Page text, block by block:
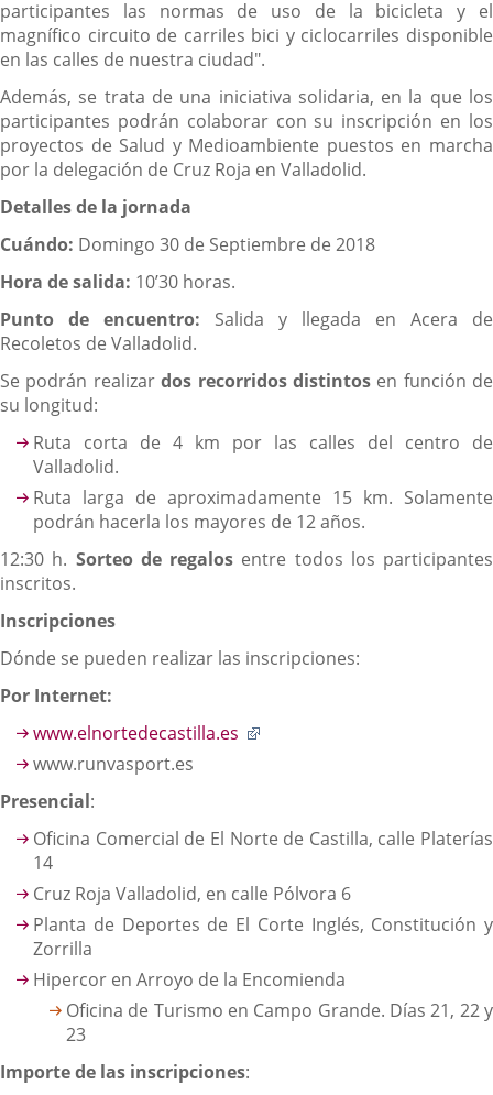
participantes las normas de uso de la bicicleta y el
magnífico circuito de carriles bici y ciclocarriles disponible
en las calles de nuestra ciudad".
Además, se trata de una iniciativa solidaria, en la que los
participantes podrán colaborar con su inscripción en los
proyectos de Salud y Medioambiente puestos en marcha
por la delegación de Cruz Roja en Valladolid.
Detalles de la jornada
Cuándo: Domingo 30 de Septiembre de 2018
Hora de salida: 10’30 horas.
Punto de encuentro: Salida y llegada en Acera de
Recoletos de Valladolid.
Se podrán realizardos recorridos distintos en función de
su longitud:
Ruta corta de 4 km por las calles del centro de
Valladolid.
Ruta larga de aproximadamente 15 km. Solamente
podrán hacerla los mayores de 12 años.
12:30 h. Sorteo de regalos entre todos los participantes
inscritos.
Inscripciones
Dónde se pueden realizar las inscripciones:
Por Internet:
www.elnortedecastilla.es
externa.
www.runvasport.es
Presencial:
Oficina Comercial de El Norte de Castilla, calle Platerías
14
Cruz Roja Valladolid, en calle Pólvora 6
Planta de Deportes de El Corte Inglés, Constitución y
Zorrilla
Hipercor en Arroyo de la Encomienda
Oficina de Turismo en Campo Grande. Días 21, 22 y
23
Importe de las inscripciones: